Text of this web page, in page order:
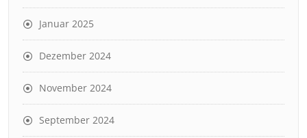
Januar 2025
Dezember 2024
November 2024
September 2024